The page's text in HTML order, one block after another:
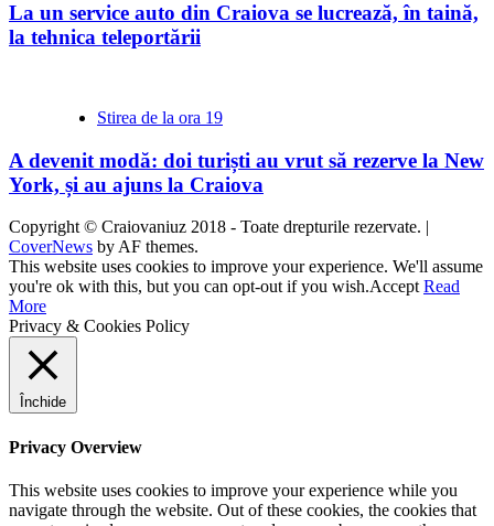
La un service auto din Craiova se lucrează, în taină,
la tehnica teleportării
Stirea de la ora 19
A devenit modă: doi turiști au vrut să rezerve la New
York, și au ajuns la Craiova
Copyright © Craiovaniuz 2018 - Toate drepturile rezervate. |
CoverNews by AF themes.
This website uses cookies to improve your experience. We'll assume
you're ok with this, but you can opt-out if you wish.Accept Read
More
Privacy & Cookies Policy
Închide
Privacy Overview
This website uses cookies to improve your experience while you
navigate through the website. Out of these cookies, the cookies that